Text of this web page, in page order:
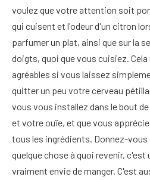
voulez que votre attention soit
qui cuisent et l'odeur d'un citron
parfumer un plat, ainsi que sur la
doigts, quoi que vous cuisiez.
agréables si vous laissez
quitter un peu votre cerveau
vous vous installez dans le bout
et votre ouïe, et que vous
tous les ingrédients. Donnez-vous
quelque chose à quoi revenir,
vraiment envie de manger. C'est